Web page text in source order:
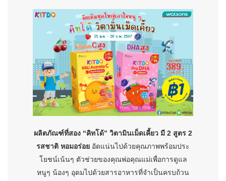
ผลิตภัณฑ์ที่สอง “คิทโด้” วิตามินเม็ดเคี้ยว มี 2 สูตร 2
รสชาติ หอมอร่อย อัดแน่นไปด้วยคุณภาพพร้อมประ
โยชน์เน้นๆ ตัวช่วยของคุณพ่อคุณแม่เพื่อการดูแล
หนูๆ น้องๆ อุดมไปด้วยสารอาหารที่จำเป็นครบถ้วน